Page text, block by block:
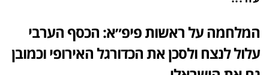
המלחמה על ראשות פיפ״א: הכסף הערבי
עלול לנצח ולסכן את הכדורגל האירופי וכמובן